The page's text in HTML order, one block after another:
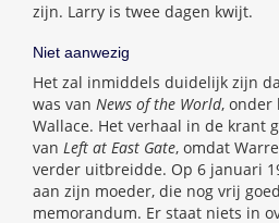
zijn. Larry is twee dagen kwijt.
Niet aanwezig
Het zal inmiddels duidelijk zijn
was van News of the World, onder
Wallace. Het verhaal in de krant
van Left at East Gate, omdat
verder uitbreidde. Op 6 januari
aan zijn moeder, die nog vrij
memorandum. Er staat niets in